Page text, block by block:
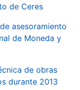
de Ceres
asesoramiento
de Moneda y
de obras
durante 2013